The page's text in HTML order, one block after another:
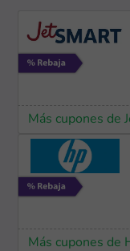
Más cupones de
Más cupones de